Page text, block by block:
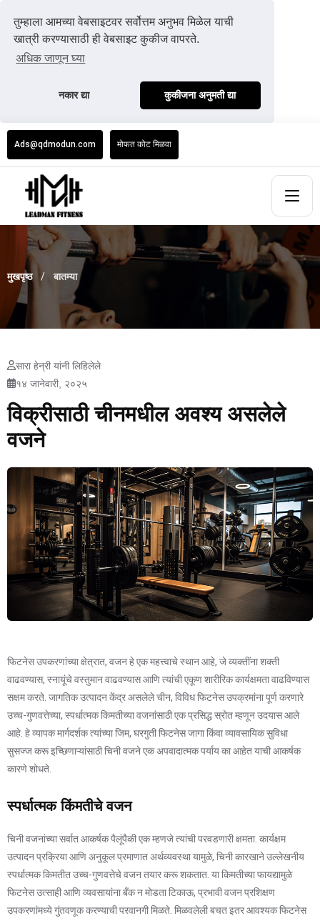
तुम्हाला आमच्या वेबसाइटवर सर्वोत्तम अनुभव मिळेल याची
खात्री करण्यासाठी ही वेबसाइट कुकीज वापरते.
अधिक जाणून घ्या
नकार द्या कुकीजना अनुमती द्या
Ads@qdmodun.com मोफत कोट मिळवा
मुखपृष्ठ बातम्या
सारा हेन्री यांनी लिहिलेले
१४ जानेवारी, २०२५
विक्रीसाठी चीनमधील अवश्य असलेले
वजने
फिटनेस उपकरणांच्या क्षेत्रात, वजन हे एक महत्त्वाचे स्थान आहे, जे व्यक्तींना शक्ती
वाढवण्यास, स्नायूंचे वस्तुमान वाढवण्यास आणि त्यांची एकूण शारीरिक कार्यक्षमता वाढविण्यास
सक्षम करते. जागतिक उत्पादन केंद्र असलेले चीन, विविध फिटनेस उपक्रमांना पूर्ण करणारे
उच्च-गुणवत्तेच्या, स्पर्धात्मक किमतीच्या वजनांसाठी एक प्रसिद्ध स्रोत म्हणून उदयास आले
आहे. हे व्यापक मार्गदर्शक त्यांच्या जिम, घरगुती फिटनेस जागा किंवा व्यावसायिक सुविधा
सुसज्ज करू इच्छिणाऱ्यांसाठी चिनी वजने एक अपवादात्मक पर्याय का आहेत याची आकर्षक
कारणे शोधते.
स्पर्धात्मक किंमतीचे वजन
चिनी वजनांच्या सर्वात आकर्षक पैलूंपैकी एक म्हणजे त्यांची परवडणारी क्षमता. कार्यक्षम
उत्पादन प्रक्रिया आणि अनुकूल प्रमाणात अर्थव्यवस्था यामुळे, चिनी कारखाने उल्लेखनीय
स्पर्धात्मक किमतीत उच्च-गुणवत्तेचे वजन तयार करू शकतात. या किमतीच्या फायद्यामुळे
फिटनेस उत्साही आणि व्यवसायांना बँक न मोडता टिकाऊ, प्रभावी वजन प्रशिक्षण
उपकरणांमध्ये गुंतवणूक करण्याची परवानगी मिळते. मिळवलेली बचत इतर आवश्यक फिटनेस